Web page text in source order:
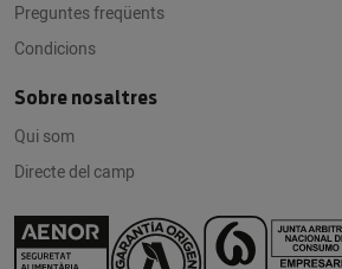
Preguntes freqüents
Condicions
Sobre nosaltres
Qui som
Directe del camp